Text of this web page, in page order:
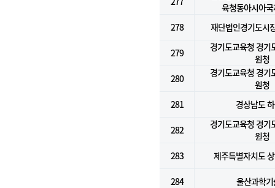
육청동아시아
278
재단법인경기도시
279
경기도교육청 경기
원청
280
경기도교육청 경기
원청
281
경상남도
282
경기도교육청 경기
원청
283
제주특별자치도
284 울산과학